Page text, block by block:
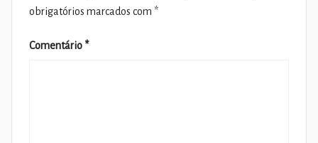
obrigatórios marcados com *
Comentário *